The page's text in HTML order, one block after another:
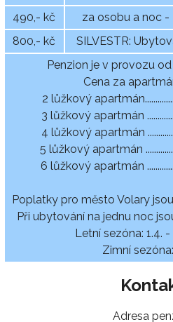
490,- kč
za osobu a noc -
800,- kč
SILVESTR:
Penzion je v provozu od
Cena za
2 lůžkový
3 lůžkový apartmán
4 lůžkový apartmán
5 lůžkový apartmán
6 lůžkový apartmán
Poplatky pro město Volary
Při ubytování na jednu noc
Letní sezóna: 1.4. -
Zimní sezóna:
Adresa